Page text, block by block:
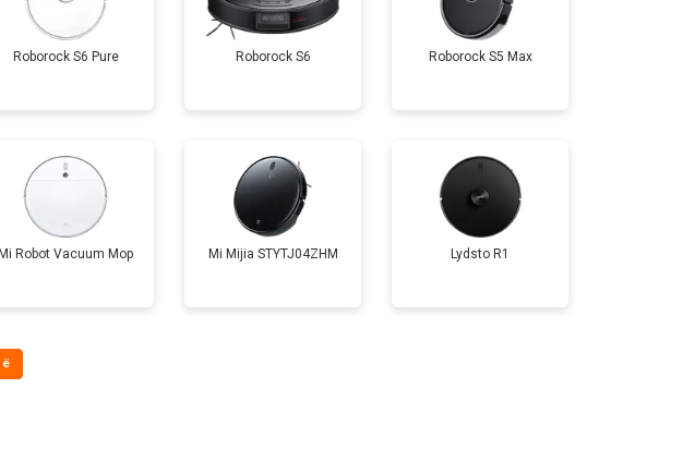
Roborock S6 Pure Roborock S6 Roborock S5 Max
Robot Vacuum Mop Mi Mijia STYTJ04ZHM Lydsto R1